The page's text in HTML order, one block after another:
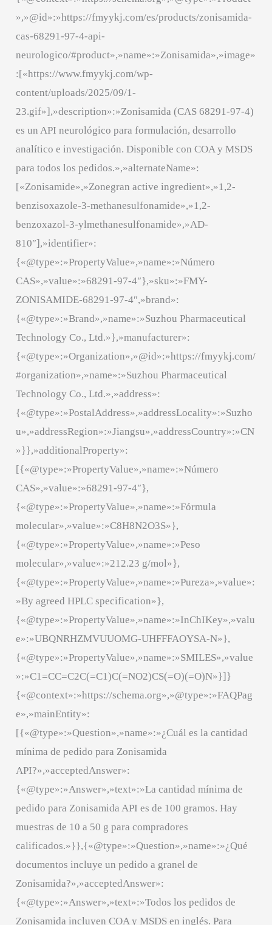
»,»@id»:»https://fmyykj.com/es/products/zonisamida-
cas-68291-97-4-api-
neurologico/#product»,»name»:»Zonisamida»,»image»
:[«https://www.fmyykj.com/wp-
content/uploads/2025/09/1-
23.gif»],»description»:»Zonisamida (CAS 68291-97-4)
es un API neurológico para formulación, desarrollo
analítico e investigación. Disponible con COA y MSDS
para todos los pedidos.»,»alternateName»:
[«Zonisamide»,»Zonegran active ingredient»,»1,2-
benzisoxazole-3-methanesulfonamide»,»1,2-
benzoxazol-3-ylmethanesulfonamide»,»AD-
810″],»identifier»:
{«@type»:»PropertyValue»,»name»:»Número
CAS»,»value»:»68291-97-4″},»sku»:»FMY-
ZONISAMIDE-68291-97-4″,»brand»:
{«@type»:»Brand»,»name»:»Suzhou Pharmaceutical
Technology Co., Ltd.»},»manufacturer»:
{«@type»:»Organization»,»@id»:»https://fmyykj.com/
#organization»,»name»:»Suzhou Pharmaceutical
Technology Co., Ltd.»,»address»:
{«@type»:»PostalAddress»,»addressLocality»:»Suzho
u»,»addressRegion»:»Jiangsu»,»addressCountry»:»CN
»}},»additionalProperty»:
[{«@type»:»PropertyValue»,»name»:»Número
CAS»,»value»:»68291-97-4″},
{«@type»:»PropertyValue»,»name»:»Fórmula
molecular»,»value»:»C8H8N2O3S»},
{«@type»:»PropertyValue»,»name»:»Peso
molecular»,»value»:»212.23 g/mol»},
{«@type»:»PropertyValue»,»name»:»Pureza»,»value»:
»By agreed HPLC specification»},
{«@type»:»PropertyValue»,»name»:»InChIKey»,»valu
e»:»UBQNRHZMVUUOMG-UHFFFAOYSA-N»},
{«@type»:»PropertyValue»,»name»:»SMILES»,»value
»:»C1=CC=C2C(=C1)C(=NO2)CS(=O)(=O)N»}]}
{«@context»:»https://schema.org»,»@type»:»FAQPag
e»,»mainEntity»:
[{«@type»:»Question»,»name»:»¿Cuál es la cantidad
mínima de pedido para Zonisamida
API?»,»acceptedAnswer»:
{«@type»:»Answer»,»text»:»La cantidad mínima de
pedido para Zonisamida API es de 100 gramos. Hay
muestras de 10 a 50 g para compradores
calificados.»}},{«@type»:»Question»,»name»:»¿Qué
documentos incluye un pedido a granel de
Zonisamida?»,»acceptedAnswer»:
{«@type»:»Answer»,»text»:»Todos los pedidos de
Zonisamida incluyen COA y MSDS en inglés. Para